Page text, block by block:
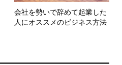
会社を勢いで辞めて起業した
人にオススメのビジネス方法